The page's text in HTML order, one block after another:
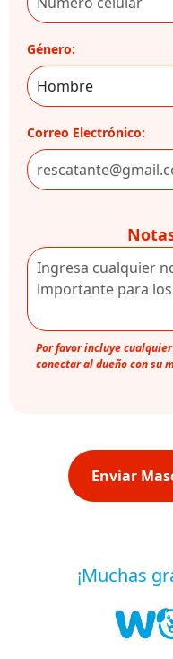
Género:
Correo Electrónico:
Por favor incluye
conectar al dueño con su
Enviar
¡Muchas